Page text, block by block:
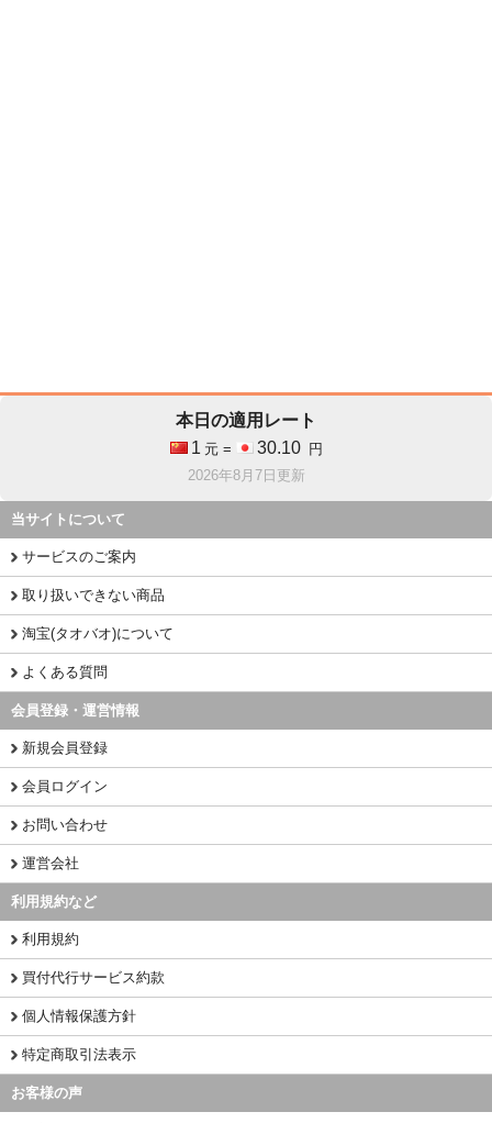
本日の適用レート
1 元 = 30.10
円
2026年8月7日更新
当サイトについて
サービスのご案内
取り扱いできない商品
淘宝(タオバオ)について
よくある質問
会員登録・運営情報
新規会員登録
会員ログイン
お問い合わせ
運営会社
利用規約など
利用規約
買付代行サービス約款
個人情報保護方針
特定商取引法表示
お客様の声